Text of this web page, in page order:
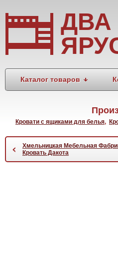
ДВА
Каталог товаров
Кровати с ящиками для белья,
‹
Хмельницкая Мебельная
Кровать Дакота